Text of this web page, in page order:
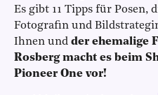
Es gibt 11 Tipps für Posen,
Fotografin und
Ihnen und der ehemalige
Rosberg macht es beim
Pioneer One vor!